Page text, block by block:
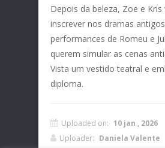
Depois da beleza, Zoe e Kris
inscrever nos dramas
performances de Romeu e
querem simular as cenas
Vista um vestido teatral e
diploma.
Uploaded on: 10 jan , 2026
Uploader: Daniela Valente